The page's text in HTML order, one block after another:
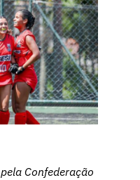
Confederação